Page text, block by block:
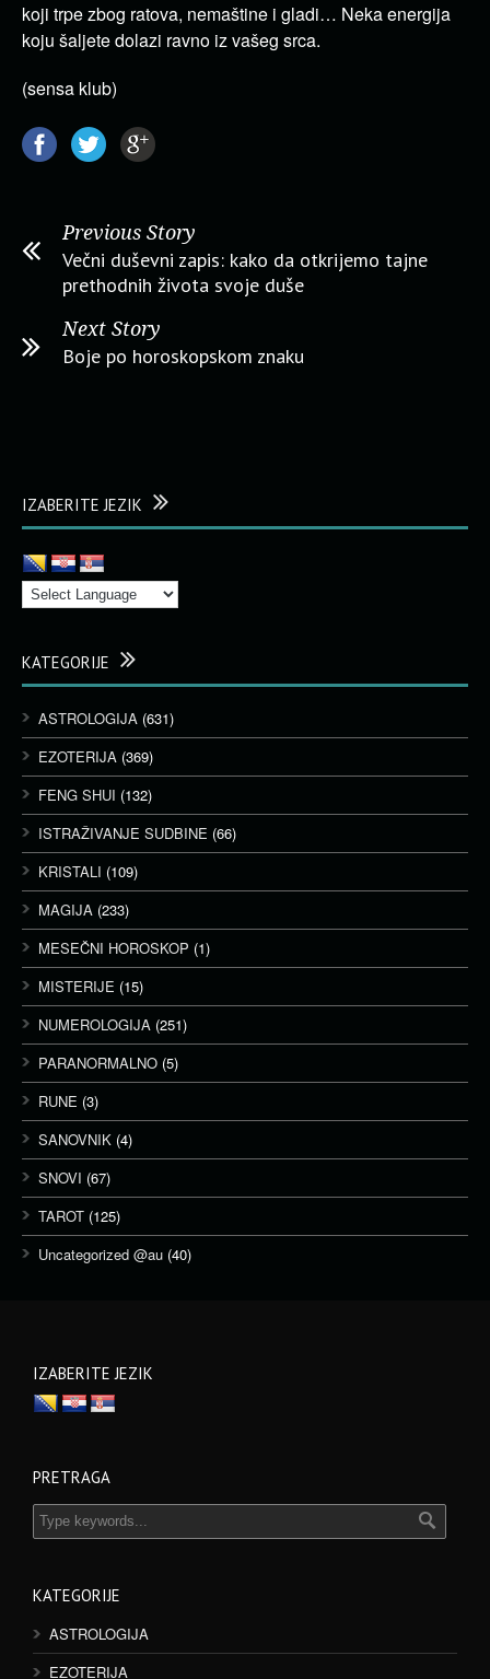
koji trpe zbog ratova, nemaštine i gladi… Neka energija
koju šaljete dolazi ravno iz vašeg srca.
(sensa klub)
Previous Story
Večni duševni zapis: kako da otkrijemo tajne
prethodnih života svoje duše
Next Story
Boje po horoskopskom znaku
IZABERITE JEZIK
KATEGORIJE
ASTROLOGIJA (631)
EZOTERIJA (369)
FENG SHUI (132)
ISTRAŽIVANJE SUDBINE (66)
KRISTALI (109)
MAGIJA (233)
MESEČNI HOROSKOP (1)
MISTERIJE (15)
NUMEROLOGIJA (251)
PARANORMALNO (5)
RUNE (3)
SANOVNIK (4)
SNOVI (67)
TAROT (125)
Uncategorized @au (40)
IZABERITE JEZIK
PRETRAGA
KATEGORIJE
ASTROLOGIJA
EZOTERIJA